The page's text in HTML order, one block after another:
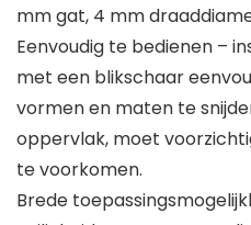
mm gat, 4 mm
Eenvoudig te bedienen –
met een blikschaar
vormen en maten te
oppervlak, moet
te voorkomen.
Brede